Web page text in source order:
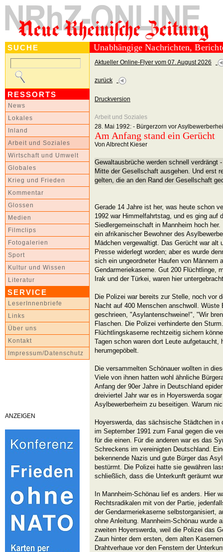
SUCHE
RESSORTS
News
Lokales
Inland
Arbeit und Soziales
Wirtschaft und Umwelt
Globales
Krieg und Frieden
Kommentar
Glossen
Medien
Filmclips
Fotogalerien
Sport
Kultur und Wissen
Literatur
SERVICE
LeserInnenbriefe
Links
Über uns
Kontakt
Impressum/Datenschutz
ANZEIGEN
Unabhängige Nachrichten,
Aktueller Online-Flyer vom 07. August 2026
zurück
Druckversion
Arbeit und Soziales
28. Mai 1992: - Bürgerzorn vor
Am Anfang stand ein Gerücht
Von Albrecht Kieser
Gewaltausbrüche werden schnell verdrängt
Mitte der Gesellschaft ausgehen. Und erst
gelten, die an den Rand der Gesellschaft
Gerade 14 Jahre ist her, was heute schon
1992 war Himmelfahrtstag, und es ging auf
Siedlergemeinschaft in Mannheim hoch
ein afrikanischer Bewohner des
Mädchen vergewaltigt. Das Gerücht war alt
Presse widerlegt worden; aber es wurde
sich ein ungeordneter Haufen von Männern
Gendarmeriekaserne. Gut 200 Flüchtlinge,
Irak und der Türkei, waren hier
Die Polizei war bereits zur Stelle, noch vor
Nacht auf 400 Menschen anschwoll. Wüste
geschrieen, "Asylantenschweine!", "Wir
Flaschen. Die Polizei verhinderte den
Flüchtlingskaserne rechtzeitig sichern
Tagen schon waren dort Leute aufgetaucht,
herumgepöbelt.
Die versammelten Schönauer wollten in
Viele von ihnen hatten wohl ähnliche
Anfang der 90er Jahre in Deutschland
dreiviertel Jahr war es in Hoyerswerda
Asylbewerberheim zu beseitigen. Warum
Hoyerswerda, das sächsische Städtchen
im September 1991 zum Fanal gegen die
für die einen. Für die anderen war es das
Schreckens im vereinigten Deutschland.
bekennende Nazis und gute Bürger das
bestürmt. Die Polizei hatte sie gewähren
schließlich, dass die Unterkunft geräumt
In Mannheim-Schönau lief es anders. Hier
Rechtsradikalen mit von der Partie,
der Gendarmeriekaserne selbstorganisiert,
ohne Anleitung. Mannheim-Schönau wurde
zweiten Hoyerswerda, weil die Polizei das
Zaun hinter dem ersten, dem alten
Drahtverhaue vor den Fenstern der